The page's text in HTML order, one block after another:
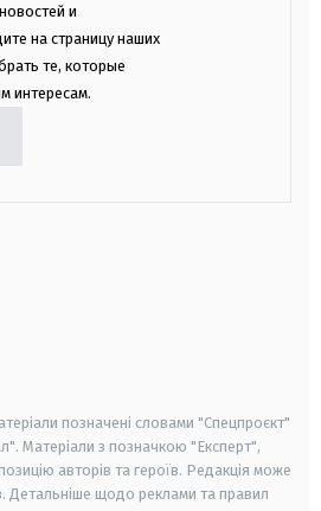
и
на страницу наших
те, которые
интересам.
позначені словами "Спецпроєкт"
Матеріали з позначкою "Експерт",
авторів та героїв. Редакція може
Детальніше щодо реклами та правил